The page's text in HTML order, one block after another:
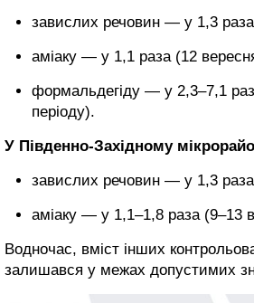
завислих речовин — у 1,3
аміаку — у 1,1 раза (12
формальдегіду — у 2,3–7,1
періоду).
У Південно-Західному
завислих речовин — у 1,3
аміаку — у 1,1–1,8 раза (9–13
Водночас, вміст інших
залишався у межах допустимих